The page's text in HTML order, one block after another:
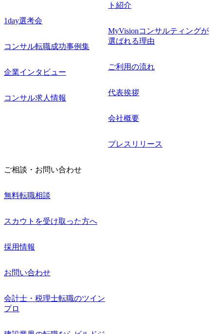
1day選考会
コンサル転職成功事例集
企業インタビュー
コンサル求人情報
ト紹介
MyVisionコンサルティングが
選ばれる理由
ご利用の流れ
代表挨拶
会社概要
プレスリリース
ご相談・お問い合わせ
無料転職相談
スカウトを受け取った方へ
採用情報
お問い合わせ
会計士・税理士転職のツイン
プロ